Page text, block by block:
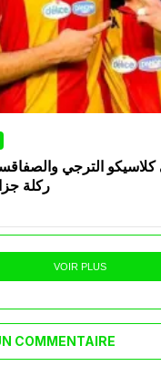
الترجي
ركلة
VOIR PLUS
COMMENTAIRE